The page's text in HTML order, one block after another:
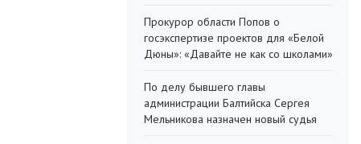
Прокурор области Попов о
госэкспертизе проектов для «Белой
Дюны»: «Давайте не как со школами»
По делу бывшего главы
администрации Балтийска Сергея
Мельникова назначен новый судья